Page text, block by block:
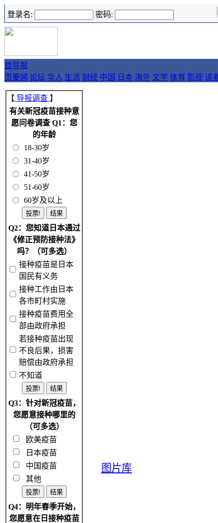
登录名: 密码:
首
页
导报
要闻 论坛 华人 生活 财经 中国 日本 海外 文学 体育 影视 读
【 导报调查 】
有关新冠疫苗接种意
愿问卷调查 Q1：您
的年龄
18-30岁
31-40岁
41-50岁
51-60岁
60岁及以上
Q2：您知道日本通过
《修正预防接种法》
吗？（可多选）
接种疫苗是日本
国民有义务
接种工作由日本
各市町村实施
接种疫苗费用全
部由政府承担
若接种疫苗出现
不良后果，损害
赔偿由政府承担
不知道
Q3：针对新冠疫苗，
您愿意接种哪里的
（可多选）
欧美疫苗
日本疫苗
中国疫苗
其他
Q4：明年春季开始，
您愿意在日接种疫苗
图片库